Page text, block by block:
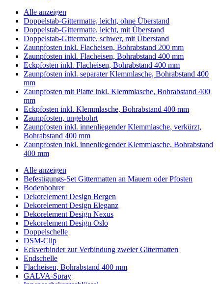
Alle anzeigen
Doppelstab-Gittermatte, leicht, ohne Überstand
Doppelstab-Gittermatte, leicht, mit Überstand
Doppelstab-Gittermatte, schwer, mit Überstand
Zaunpfosten inkl. Flacheisen, Bohrabstand 200 mm
Zaunpfosten inkl. Flacheisen, Bohrabstand 400 mm
Eckpfosten inkl. Flacheisen, Bohrabstand 400 mm
Zaunpfosten inkl. separater Klemmlasche, Bohrabstand 400
mm
Zaunpfosten mit Platte inkl. Klemmlasche, Bohrabstand 400
mm
Eckpfosten inkl. Klemmlasche, Bohrabstand 400 mm
Zaunpfosten, ungebohrt
Zaunpfosten inkl. innenliegender Klemmlasche, verkürzt,
Bohrabstand 400 mm
Zaunpfosten inkl. innenliegender Klemmlasche, Bohrabstand
400 mm
Alle anzeigen
Befestigungs-Set Gittermatten an Mauern oder Pfosten
Bodenbohrer
Dekorelement Design Bergen
Dekorelement Design Eleganz
Dekorelement Design Nexus
Dekorelement Design Oslo
Doppelschelle
DSM-Clip
Eckverbinder zur Verbindung zweier Gittermatten
Endschelle
Flacheisen, Bohrabstand 400 mm
GALVA-Spray